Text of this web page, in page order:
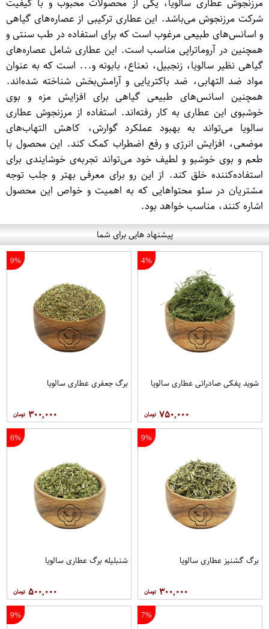
شرکت مرزنجوش می‌باشد. این عطاری ترکیبی از عصاره‌های گیاهی
و اسانس‌های طبیعی مرغوب است که برای استفاده در طب سنتی و
همچنین در آروماتراپی مناسب است. این عطاری شامل عصاره‌های
گیاهی نظیر سالویا، زنجبیل، نعناع، بابونه و... است که به عنوان
مواد ضد التهابی، ضد باکتریایی و آرامش‌بخش شناخته شده‌اند.
همچنین اسانس‌های طبیعی گیاهی برای افزایش مزه و بوی
خوشبوی این عطاری به کار رفته‌اند. استفاده از مرزنجوش عطاری
سالویا می‌تواند به بهبود عملکرد گوارش، کاهش التهاب‌های
موضعی، افزایش انرژی و رفع اضطراب کمک کند. این محصول با
طعم و بوی خوشبو و لطیف خود می‌تواند تجربه‌ی خوشایندی برای
استفاده‌کننده خلق کند. از این رو برای معرفی بهتر و جلب توجه
مشتریان در سئو محتواهایی که به اهمیت و خواص این محصول
اشاره کنند، مناسب خواهد بود.
پیشنهاد هایی برای شما
4%
شوید پفکی صادراتی عطاری سالویا
۷۵۰,۰۰۰
9%
برگ جعفری عطاری سالویا
۳۰۰,۰۰۰
9%
برگ گشنیز عطاری سالویا
۳۰۰,۰۰۰
6%
شنبلیله برگ عطاری سالویا
۵۰۰,۰۰۰
7%
9%